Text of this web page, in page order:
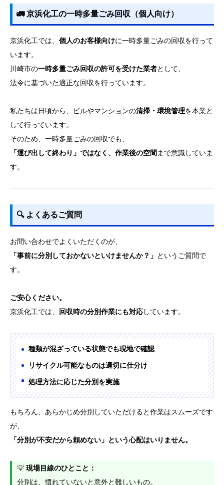
🚛 京浜化工の一時多量ごみ回収（個人向け）
京浜化工では、 個人のお客様向けに一時多量ごみの回収を行って
います。
川崎市の一時多量ごみ回収の許可を受けた業者として、
法令に基づいた適正な回収を行っています。
私たちは日頃から、ビルやマンションの清掃・環境管理を本業と
して行っています。
そのため、一時多量ごみの回収でも、
「運び出して終わり」ではなく、作業後の空間 まで意識していま
す。
🔍 よくあるご質問
お問い合わせでよくいただくのが、
「事前に分別しておかないといけませんか？」 というご質問で
す。
ご安心ください。
京浜化工では、
回収時の分別作業にも対応しています。
種類が混ざっている状態でも現地で確認
リサイクル可能なものは適切に仕分け
処理方法に応じた分別を実施
もちろん、あらかじめ分別していただけると作業はスムーズです
が、
「分別が不安だから頼めない」という心配はいりません。
💡 現場目線のひとこと：
分別は、慣れていないと意外と難しいもの。